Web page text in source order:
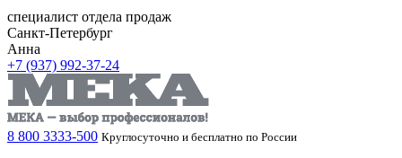
специалист отдела продаж
Санкт-Петербург
Анна
+7 (937) 992-37-24
8 800 3333-500 Круглосуточно и бесплатно по России